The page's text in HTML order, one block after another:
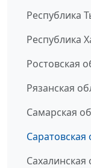
Республика
Республика
Ростовская
Рязанская
Самарская
Саратовская
Сахалинская